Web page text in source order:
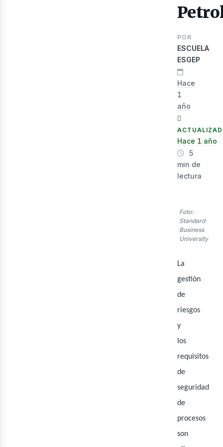
POR
ESCUELA
ESGEP
Hace
1
año
Hace 1 año
5
min de
lectura
Foto:
Standard
Business
University
La
gestión
de
riesgos
y
los
requisitos
de
seguridad
de
procesos
son